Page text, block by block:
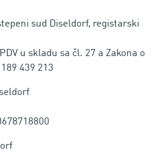
sud Diseldorf, registarski
u skladu sa čl. 27 a Zakona o
439 213